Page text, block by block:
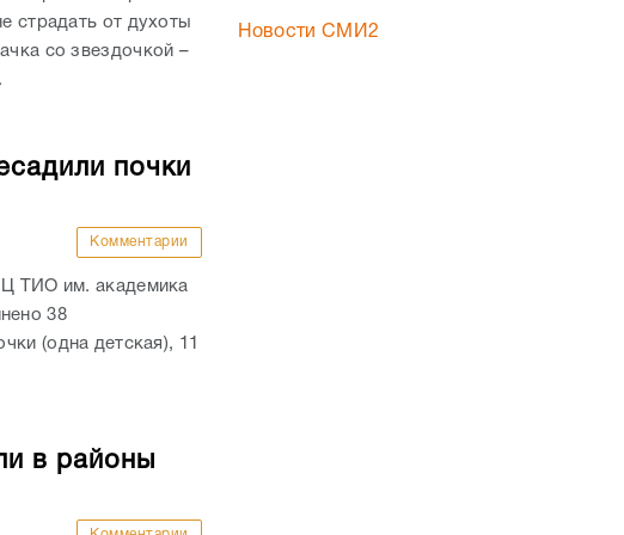
страдать от духоты
со звездочкой –
почки
Комментарии
ТИО им. академика
38
(одна детская), 11
в районы
Новости СМИ2